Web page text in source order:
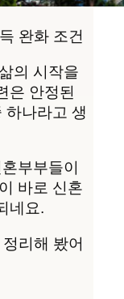
완화 조건
의 시작을
은 안정된
하나라고 생
부부들이
바로 신혼
네요.
리해 봤어